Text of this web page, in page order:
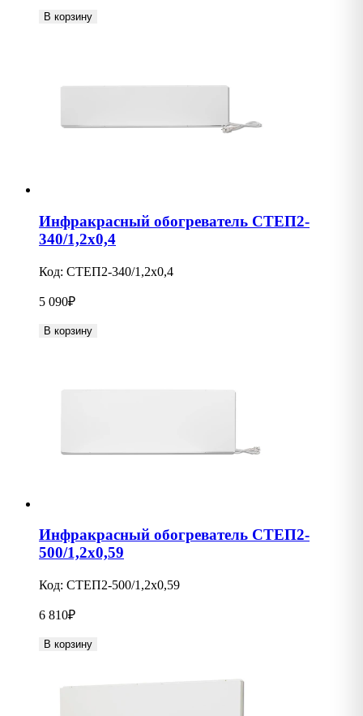
В корзину
Инфракрасный обогреватель СТЕП2-
340/1,2х0,4
Код: СТЕП2-340/1,2х0,4
5 090₽
В корзину
Инфракрасный обогреватель СТЕП2-
500/1,2х0,59
Код: СТЕП2-500/1,2х0,59
6 810₽
В корзину